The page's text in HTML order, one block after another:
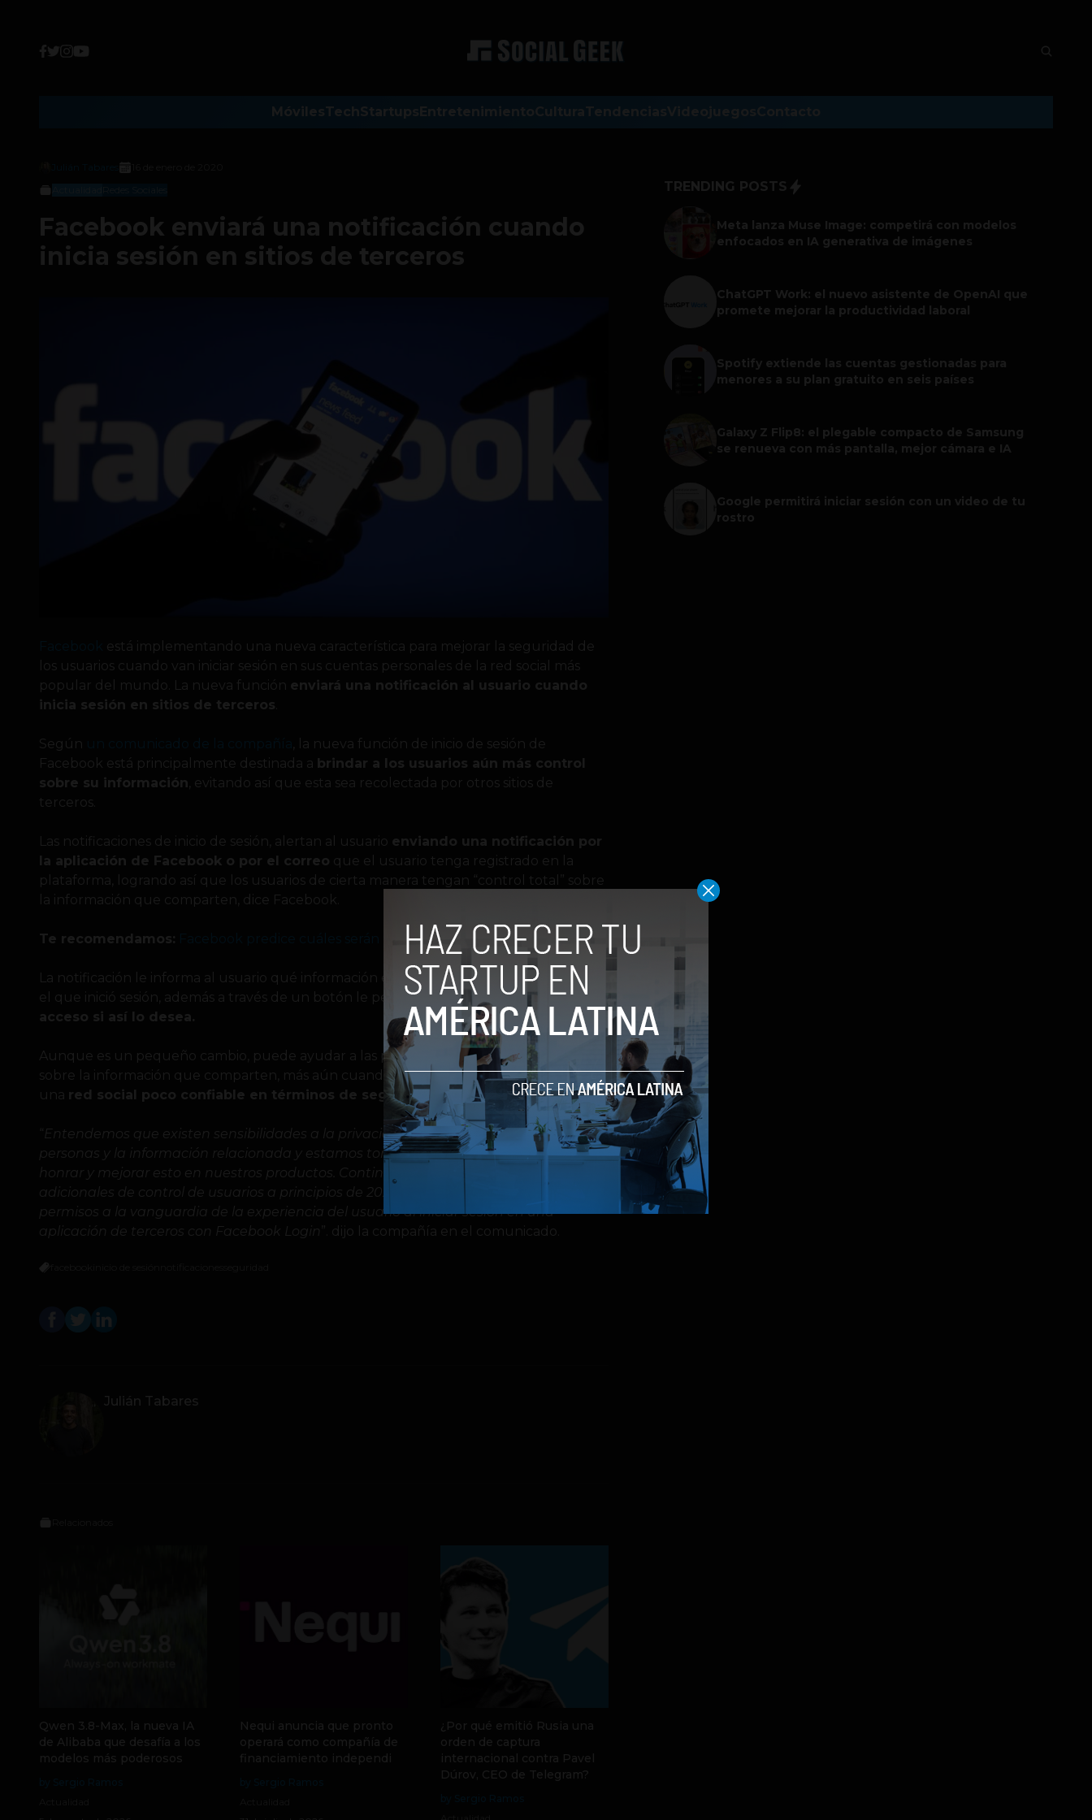
Facebook enviará una notificación cuando
inicia sesión en sitios de terceros
está implementando una nueva característica para mejorar la seguridad de
los usuarios cuando van iniciar sesión en sus cuentas personales de la red social más
popular del mundo. La nueva función enviará una notificación al usuario cuando
inicia sesión en sitios de terceros
Según
, la nueva función de inicio de sesión de
Facebook está principalmente destinada a brindar a los usuarios aún más control
sobre su información , evitando así que esta sea recolectada por otros sitios de
terceros.
Las notificaciones de inicio de sesión, alertan al usuario
enviando una notificación por
la aplicación de Facebook o por el correo que el usuario tenga registrado en la
plataforma, logrando así que los usuarios de cierta manera tengan “control total” sobre
la información que comparten, dice Facebook.
Te recomendamos: Facebook predice cuáles serán las tendencias del año 2020
La notificación le informa al usuario qué información está compartiendo con el sitio en
el que inició sesión, además a través de un botón le permite al usuario
eliminar el
acceso si así lo desea.
Aunque es un pequeño cambio, puede ayudar a las personas a tener más control
sobre la información que comparten, más aún cuando Facebook se ha convertido en
una red social poco confiable en términos de seguridad con la información.
“Entendemos que existen sensibilidades a la privacidad de la información de las
personas y la información relacionada y estamos tomando medidas activas para
honrar y mejorar esto en nuestros productos. Continuaremos probando funciones
adicionales de control de usuarios a principios de 2020, incluyendo la presentación de
permisos a la vanguardia de la experiencia del usuario al iniciar sesión en una
aplicación de terceros con Facebook Login ”. dijo la compañía en el comunicado.
Julián Tabares
Qwen 3.8-Max, la nueva IA
de Alibaba que desafía a los
modelos más poderosos
Nequi anuncia que pronto
operará como compañía de
financiamiento independi
¿Por qué emitió Rusia una
orden de captura
internacional contra Pavel
Dúrov, CEO de Telegram?
TRENDING POSTS
Meta lanza Muse Image: competirá con modelos
enfocados en IA generativa de imágenes
ChatGPT Work: el nuevo asistente de OpenAI que
promete mejorar la productividad laboral
Spotify extiende las cuentas gestionadas para
menores a su plan gratuito en seis países
Galaxy Z Flip8: el plegable compacto de Samsung
se renueva con más pantalla, mejor cámara e IA
Google permitirá iniciar sesión con un video de tu
rostro